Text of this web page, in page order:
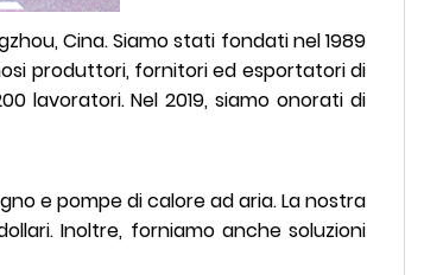
Cina. Siamo stati fondati nel 1989
produttori, fornitori ed esportatori di
lavoratori. Nel 2019, siamo onorati di
e pompe di calore ad aria. La nostra
Inoltre, forniamo anche soluzioni